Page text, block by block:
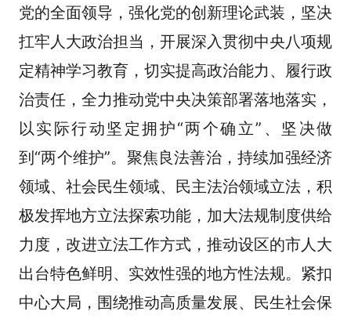
党的全面领导，强化党的创新理论武装，坚决
扛牢人大政治担当，开展深入贯彻中央八项规
定精神学习教育，切实提高政治能力、履行政
治责任，全力推动党中央决策部署落地落实，
以实际行动坚定拥护“两个确立”、坚决做
到“两个维护”。聚焦良法善治，持续加强经济
领域、社会民生领域、民主法治领域立法，积
极发挥地方立法探索功能，加大法规制度供给
力度，改进立法工作方式，推动设区的市人大
出台特色鲜明、实效性强的地方性法规。紧扣
中心大局，围绕推动高质量发展、民生社会保